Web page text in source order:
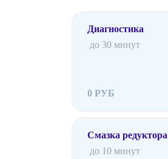
Диагностика
до 30 минут
0 РУБ
Смазка редуктора
до 10 минут